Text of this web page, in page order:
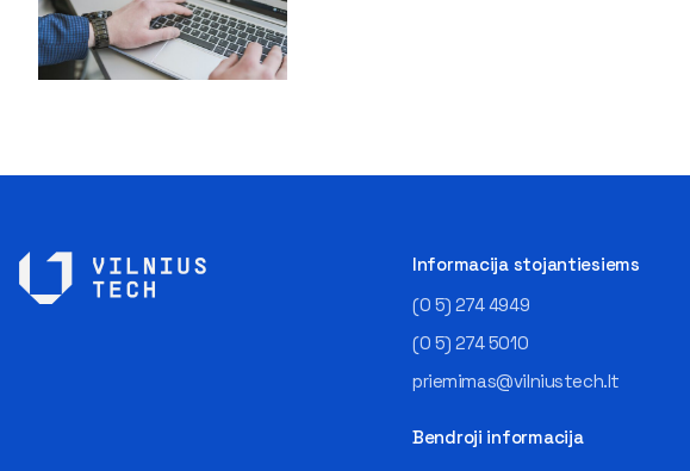
Informacija stojantiesiems
(0 5) 274 4949
(0 5) 274 5010
priemimas@vilniustech.lt
Bendroji informacija